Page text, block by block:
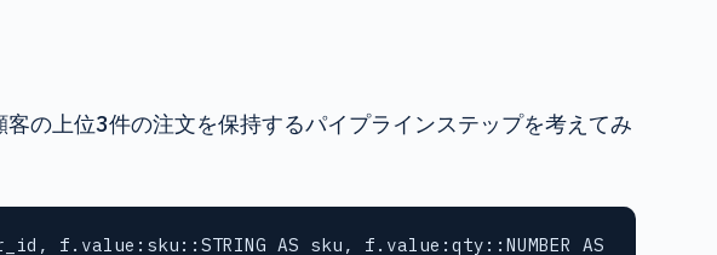
の上位3件の注文を保持するパイプラインステップを考えてみ
f.value:sku::STRING AS sku, f.value:qty::NUMBER AS